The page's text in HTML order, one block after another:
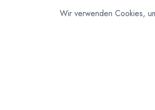
Wir verwenden Cookies,